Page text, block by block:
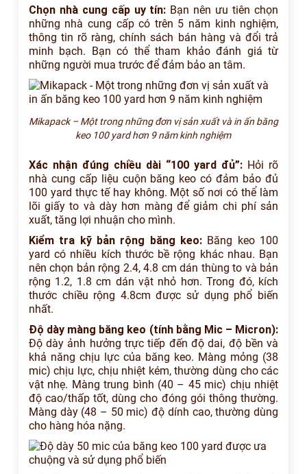
Chọn nhà cung cấp uy tín: Bạn nên ưu tiên chọn
những nhà cung cấp có trên 5 năm kinh nghiệm,
thông tin rõ ràng, chính sách bán hàng và đổi trả
minh bạch. Bạn có thể tham khảo đánh giá từ
những người mua trước để đảm bảo an tâm.
Mikapack – Một trong những đơn vị sản xuất và in ấn băng
keo 100 yard hơn 9 năm kinh nghiệm
Xác nhận đúng chiều dài “100 yard đủ”: Hỏi rõ
nhà cung cấp liệu cuộn băng keo có đảm bảo đủ
100 yard thực tế hay không. Một số nơi có thể làm
lõi giấy to và dày hơn màng để giảm chi phí sản
xuất, tăng lợi nhuận cho mình.
Kiểm tra kỹ bản rộng băng keo: Băng keo 100
yard có nhiều kích thước bề rộng khác nhau. Bạn
nên chọn bản rộng 2.4, 4.8 cm dán thùng to và bản
rộng 1.2, 1.8 cm dán vật nhỏ hơn. Trong đó, kích
thước chiều rộng 4.8cm được sử dụng phổ biến
nhất.
Độ dày màng băng keo (tính bằng Mic – Micron):
Độ dày ảnh hưởng trực tiếp đến độ dai, độ bền và
khả năng chịu lực của băng keo. Màng mỏng (38
mic) chịu lực, chịu nhiệt kém, thường dùng cho các
vật nhẹ. Màng trung bình (40 – 45 mic) chịu nhiệt
độ cao/thấp tốt, dùng cho đóng gói thông thường.
Màng dày (48 – 50 mic) độ dính cao, thường dùng
cho hàng hóa nặng.